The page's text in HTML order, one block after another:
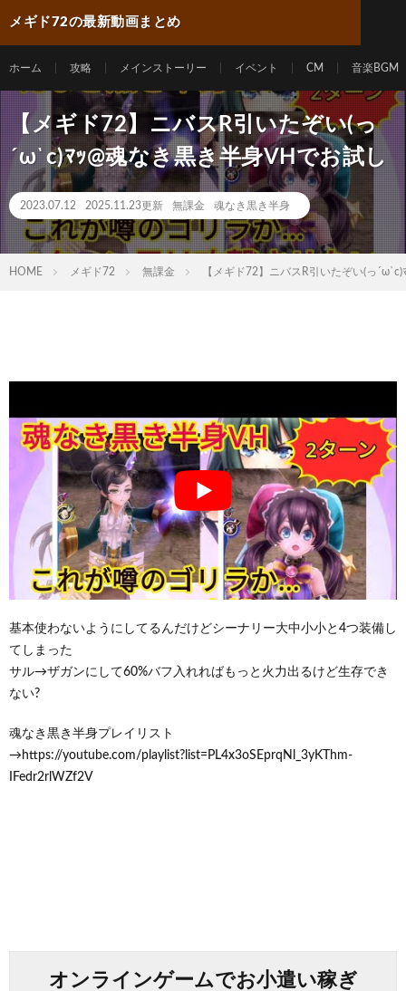
メギド72の最新動画まとめ
ホーム 攻略 メインストーリー イベント CM 音楽BGM
【メギド72】ニバスR引いたぞい(っ
´ω`c)ﾏｯ@魂なき黒き半身VHでお試し
2023.07.12 2025.11.23更新 無課金 魂なき黒き半身
HOME メギド72 無課金 【メギド72】ニバスR引いたぞい(っ
基本使わないようにしてるんだけどシーナリー大中小小と4つ装備し
てしまった
サル→ザガンにして60%バフ入れればもっと火力出るけど生存でき
ない?
魂なき黒き半身プレイリスト
→https://youtube.com/playlist?list=PL4x3oSEprqNl_3yKThm-
IFedr2rlWZf2V
オンラインゲームでお小遣い稼ぎ